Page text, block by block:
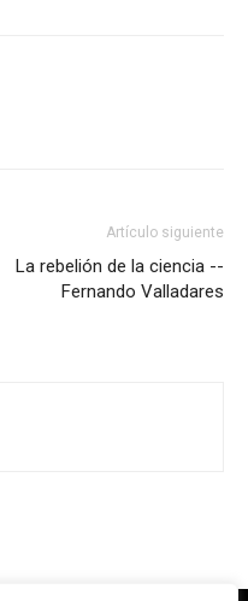
Artículo siguiente
La rebelión de la ciencia --
Fernando Valladares